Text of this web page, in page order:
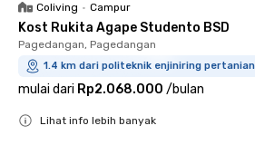
Coliving • Campur
Kost Rukita Agape Studento BSD
Pagedangan, Pagedangan
1.4 km dari politeknik enjiniring
mulai dari Rp2.068.000 /bulan
Lihat info lebih banyak